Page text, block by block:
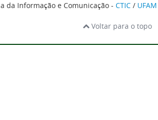
da Informação e Comunicação - CTIC / UFAM
Voltar para o topo